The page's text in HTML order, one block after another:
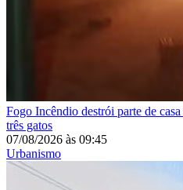
Fogo Incêndio destrói parte de
três gatos
07/08/2026 às 09:45
Urbanismo